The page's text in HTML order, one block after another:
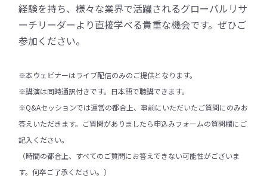
経験を持ち、様々な業界で活躍されるグローバルリサ
ーチリーダーより直接学べる貴重な機会です。ぜひご
参加ください。
※本ウェビナーはライブ配信のみのご提供となります。
※講演は同時通訳付きです。日本語で聴講できます。
※Q&Aセッションでは運営の都合上、事前にいただいたご質問にのみお
答えいただきます。ご質問がありましたら申込みフォームの質問欄にご
記入ください。
（時間の都合上、すべてのご質問にお答えできない可能性がございま
す。何卒ご了承ください。）